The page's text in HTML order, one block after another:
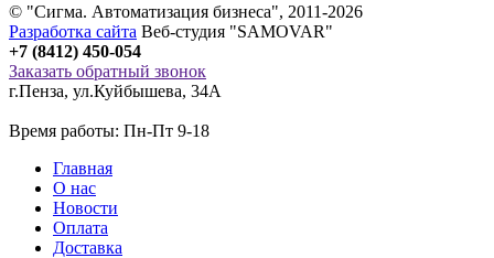
© "Сигма. Автоматизация бизнеса", 2011-2026
Разработка сайта Веб-студия "SAMOVAR"
+7 (8412) 450-054
Заказать обратный звонок
г.Пенза, ул.Куйбышева, 34А
Время работы: Пн-Пт 9-18
Главная
О нас
Новости
Оплата
Доставка